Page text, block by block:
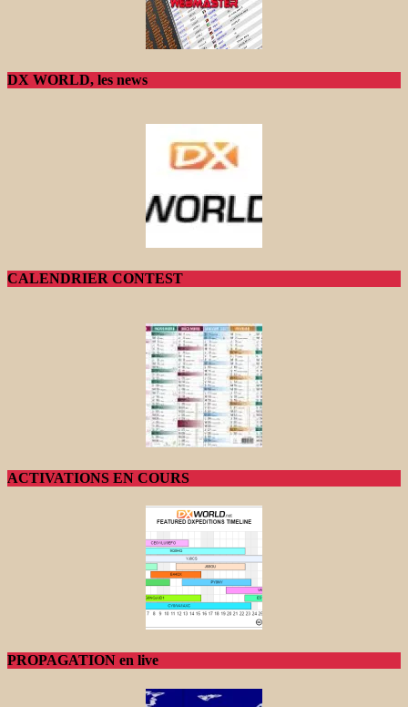
DX WORLD, les news
CALENDRIER CONTEST
ACTIVATIONS EN COURS
PROPAGATION en live